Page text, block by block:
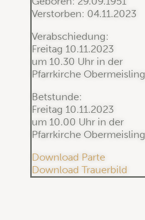
Verstorben: 04.11.2023
Verabschiedung:
Freitag 10.11.2023
um 10.30 Uhr in der
Pfarrkirche Obermeisling
Betstunde:
Freitag 10.11.2023
um 10.00 Uhr in der
Pfarrkirche Obermeisling
Download Parte
Download Trauerbild